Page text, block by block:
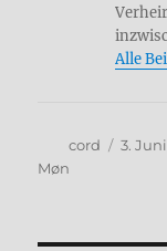
Alle
Autor
cord 3.
Møn